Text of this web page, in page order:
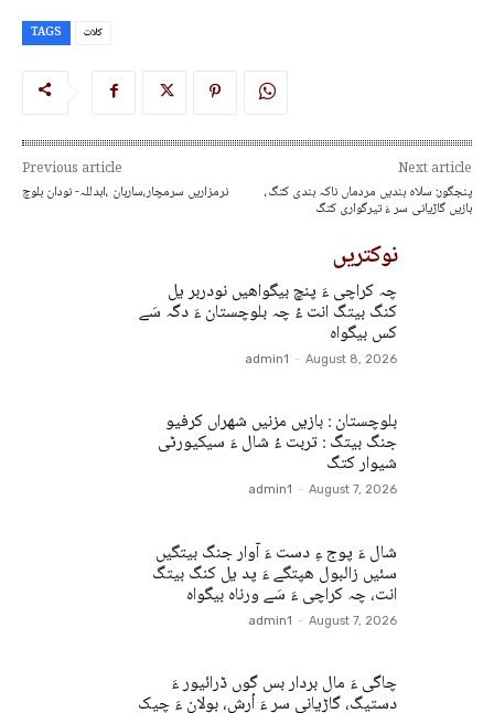
TAGS کلات
Previous article
نرمزاریں سرمچار،ساربان ،ابدللہ- نودان بلوچ
Next article
پنجگور: سلاہ بندیں مردماں ناکہ بندی کتگ،
بازیں گاڑیانی سر ءَ تیرگواری کتگ
نوکتریں
چہ کراچی ءَ پنچ بیگواھیں نودربر یل
کنگ بیتگ انت ءُ چہ بلوچستان ءَ دگہ سَے
کس بیگواہ
admin1 - August 8, 2026
بلوچستان : بازیں مزنیں شھراں کرفیو
جنگ بیتگ : تربت ءُ شال ءَ سیکیورٹی
شیوار کتگ
admin1 - August 7, 2026
شال ءَ پوج ءِ دست ءَ آوار جنگ بیتگیں
سئیں زالبول ھپتگے ءَ پد یل کنگ بیتگ
انت، چہ کراچی ءَ سَے ورناہ بیگواہ
admin1 - August 7, 2026
چاگی ءَ مال بردار بس گوں ڈرائیور ءَ
دستیگ، گاڑیانی سر ءَ اُرش، بولان ءَ چیک